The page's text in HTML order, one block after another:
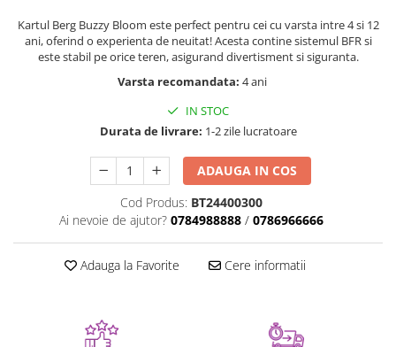
Papusi de mana
Casa de papusi
Bormasina magica
Papusi si Bebelusi Reborn
Figurine cu animale domestice
Figurine plus
Figurine
Jucarii Montessori
Jucarii cu alfabet
Kartul Berg Buzzy Bloom este perfect pentru cei cu varsta intre 4 si 12
ani, oferind o experienta de neuitat! Acesta contine sistemul BFR si
este stabil pe orice teren, asigurand divertisment si siguranta.
Varsta recomandata: 4 ani
IN STOC
Durata de livrare: 1-2 zile lucratoare
ADAUGA IN COS
Cod Produs: BT24400300
Ai nevoie de ajutor? 0784988888 / 0786966666
Adauga la Favorite Cere informatii